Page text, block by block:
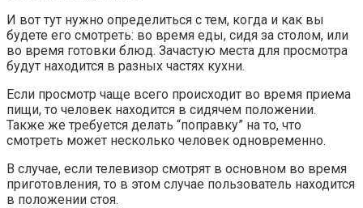
И вот тут нужно определиться с тем, когда и как вы
будете его смотреть: во время еды, сидя за столом, или
во время готовки блюд. Зачастую места для просмотра
будут находится в разных частях кухни.
Если просмотр чаще всего происходит во время приема
пищи, то человек находится в сидячем положении.
Также же требуется делать “поправку” на то, что
смотреть может несколько человек одновременно.
В случае, если телевизор смотрят в основном во время
приготовления, то в этом случае пользователь находится
в положении стоя.